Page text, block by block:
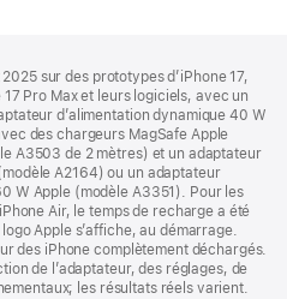
sur des prototypes d’iPhone 17,
Pro Max et leurs logiciels, avec un
d’alimentation dynamique 40 W
des chargeurs MagSafe Apple
A3503 de 2 mètres) et un adaptateur
A2164) ou un adaptateur
W Apple (modèle A3351). Pour les
Air, le temps de recharge a été
Apple s’affiche, au démarrage.
des iPhone complètement déchargés.
de l’adaptateur, des réglages, de
les résultats réels varient.